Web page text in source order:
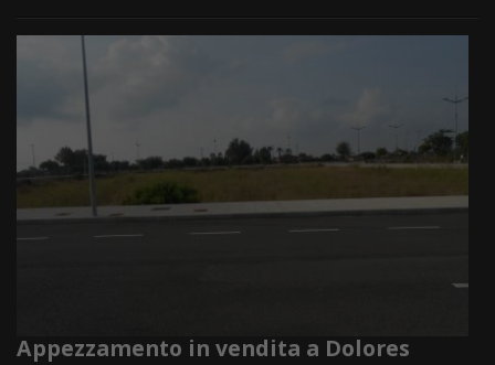
Appezzamento in vendita a Dolores